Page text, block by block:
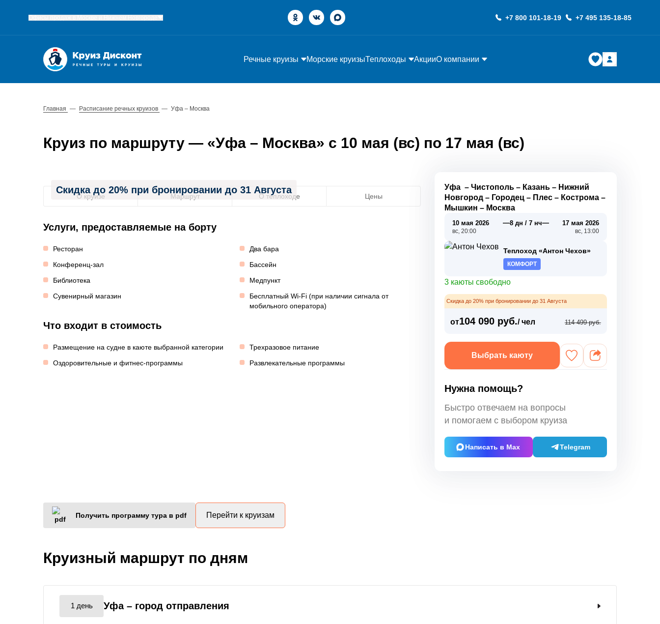
+7 800 101-18-19 +7 495 135-18-85
Речные круизы Морские круизыТеплоходы АкцииО компании
Главная — Расписание речных круизов — Уфа – Москва
Круиз по маршруту — «Уфа – Москва» с 10 мая (вс) по 17 мая (вс)
Скидка до 20% при бронировании до 31 Августа
О круизе Маршрут О теплоходе Цены
Услуги, предоставляемые на борту
Ресторан
Два бара
Конференц-зал
Бассейн
Библиотека
Медпункт
Сувенирный магазин
Бесплатный Wi-Fi (при наличии сигнала от
мобильного оператора)
Что входит в стоимость
Размещение на судне в каюте выбранной категории
Трехразовое питание
Оздоровительные и фитнес-программы
Развлекательные программы
Уфа –Чистополь – Казань – Нижний
Новгород – Городец – Плес – Кострома –
Мышкин – Москва
10 мая 2026
вс, 20:00
—8 дн / 7 нч— 17 мая 2026
вс, 13:00
Теплоход «Антон Чехов»
КОМФОРТ
3 каюты свободно
Скидка до 20% при бронировании до 31 Августа
от104 090 руб./ чел 114 499 руб.
Выбрать каюту
Нужна помощь?
Быстро отвечаем на вопросы
и помогаем с выбором круиза
Написать в Max Telegram
Получить программу тура в pdf Перейти к круизам
Круизный маршрут по дням
1 день Уфа – город отправления